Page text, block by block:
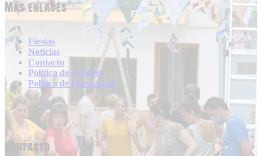
Más enlaces
Fiestas
Noticias
Contacto
Politica de Cookies
Politica de Privacidad
Contacto